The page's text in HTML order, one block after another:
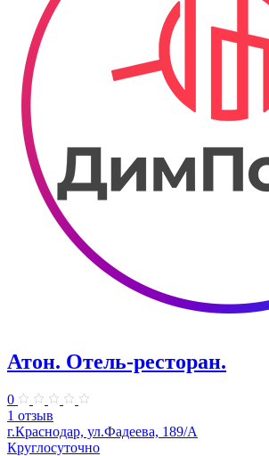
Атон. Отель-ресторан.
0
1 отзыв
г.Краснодар, ул.Фадеева, 189/А
Круглосуточно